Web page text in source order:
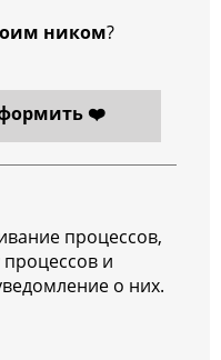
ником?
❤️
процессов,
процессов и
о них.